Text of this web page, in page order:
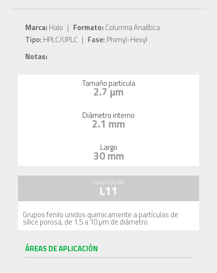
Marca: Halo | Formato: Columna Analítica
Tipo: HPLC/UPLC | Fase: Phenyl-Hexyl
Notas:
Tamaño particula
2.7 µm
Diámetro interno
2.1 mm
Largo
30 mm
CLASIFICACIÓN
L11
Grupos fenilo unidos quimicamente a partículas de
sílice porosa, de 1.5 a 10 µm de diámetro
ÁREAS DE APLICACIÓN